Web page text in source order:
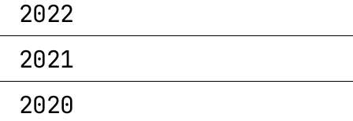
2022
2021
2020